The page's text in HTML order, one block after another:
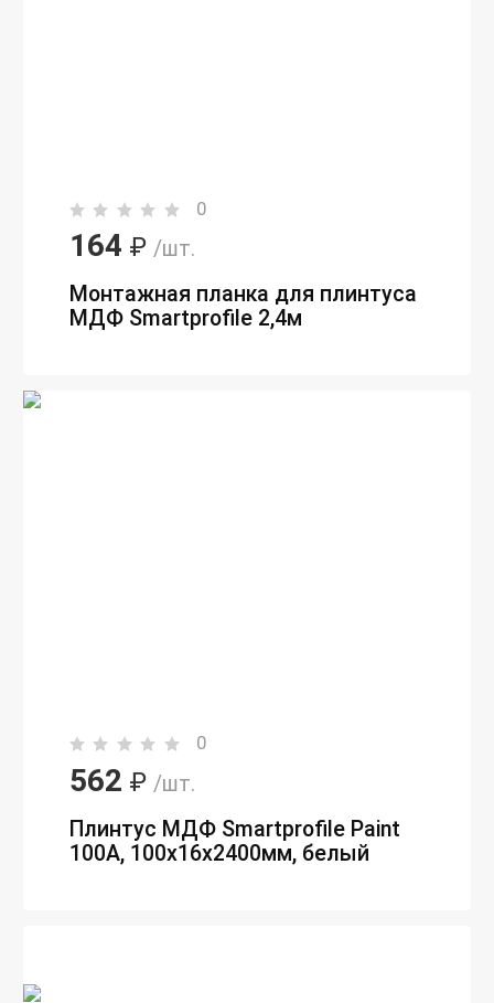
0
164 ₽ /шт.
Монтажная планка для плинтуса
МДФ Smartprofile 2,4м
0
562 ₽ /шт.
Плинтус МДФ Smartprofile Paint
100А, 100х16х2400мм, белый